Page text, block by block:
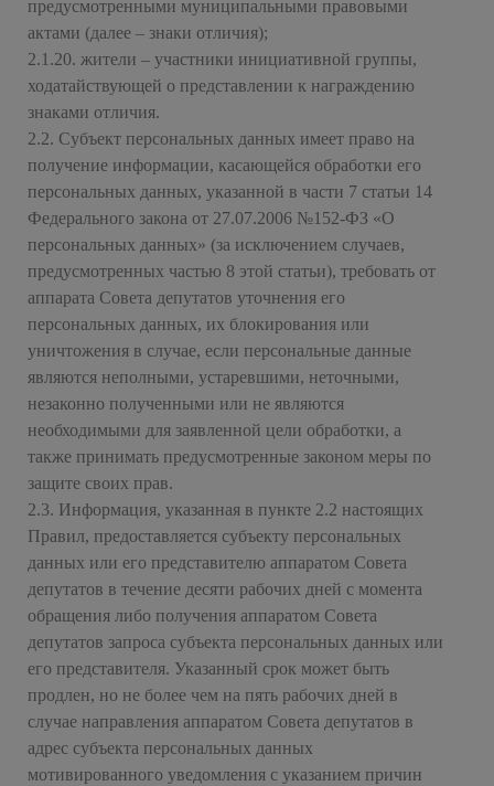
предусмотренными муниципальными правовыми
актами (далее – знаки отличия);
2.1.20. жители – участники инициативной группы,
ходатайствующей о представлении к награждению
знаками отличия.
2.2. Субъект персональных данных имеет право на
получение информации, касающейся обработки его
персональных данных, указанной в части 7 статьи 14
Федерального закона от 27.07.2006 №152-ФЗ «О
персональных данных» (за исключением случаев,
предусмотренных частью 8 этой статьи), требовать от
аппарата Совета депутатов уточнения его
персональных данных, их блокирования или
уничтожения в случае, если персональные данные
являются неполными, устаревшими, неточными,
незаконно полученными или не являются
необходимыми для заявленной цели обработки, а
также принимать предусмотренные законом меры по
защите своих прав.
2.3. Информация, указанная в пункте 2.2 настоящих
Правил, предоставляется субъекту персональных
данных или его представителю аппаратом Совета
депутатов в течение десяти рабочих дней с момента
обращения либо получения аппаратом Совета
депутатов запроса субъекта персональных данных или
его представителя. Указанный срок может быть
продлен, но не более чем на пять рабочих дней в
случае направления аппаратом Совета депутатов в
адрес субъекта персональных данных
мотивированного уведомления с указанием причин